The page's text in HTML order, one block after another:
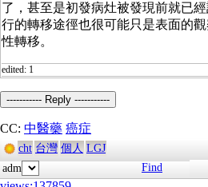
了，甚至是初發病灶被發現前就已
行的轉移途徑也很可能只是表面的
性轉移。
edited: 1
----------- Reply -----------
CC: 中醫藥 癌症
cht 台灣 個人 LGJ
adm
Find